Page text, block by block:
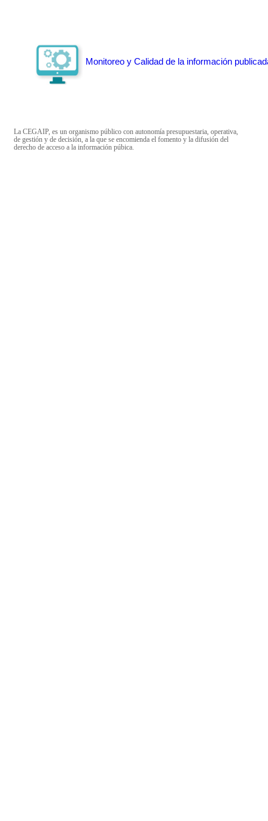
Monitoreo y Calidad de la información
La CEGAIP, es un organismo público con autonomía presupuestaria, operativa,
de gestión y de decisión, a la que se encomienda el fomento y la difusión del
derecho de acceso a la información púbica.